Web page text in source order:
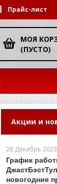
Прайс-лист
МОЯ
(ПУСТО)
Акции и
28 Декабрь 2023
График
новогодние